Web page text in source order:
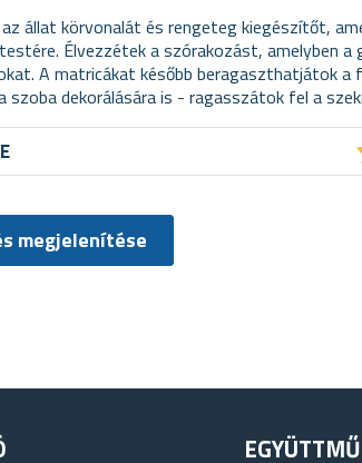
állat körvonalát és rengeteg kiegészítőt,
Élvezzétek a szórakozást, amelyben a
A matricákat később beragaszthatjátok a
dekorálására is - ragasszátok fel a
megjelenítése